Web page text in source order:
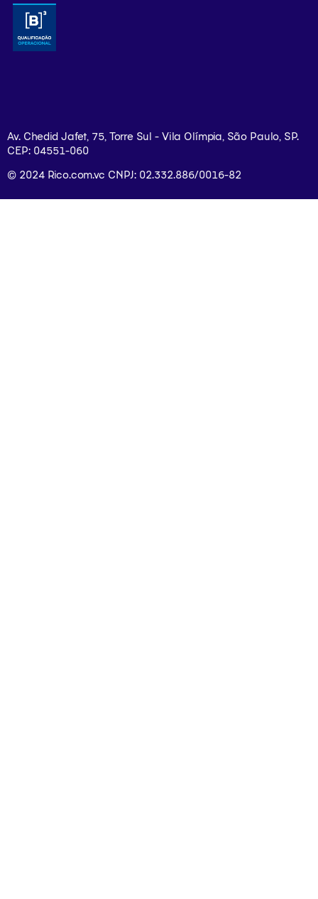
Av. Chedid Jafet, 75, Torre Sul - Vila Olímpia, São Paulo, SP.
CEP: 04551-060
© 2024 Rico.com.vc CNPJ: 02.332.886/0016-82